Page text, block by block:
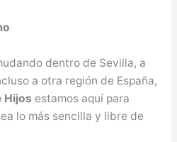
dentro de Sevilla, a
a otra región de España,
Hijos estamos aquí para
lo más sencilla y libre de